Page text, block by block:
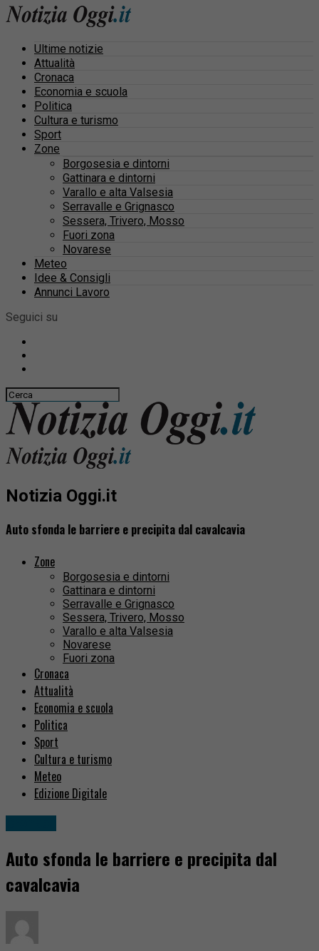
Ultime notizie
Attualità
Cronaca
Economia e scuola
Politica
Cultura e turismo
Sport
Zone
Borgosesia e dintorni
Gattinara e dintorni
Varallo e alta Valsesia
Serravalle e Grignasco
Sessera, Trivero, Mosso
Fuori zona
Novarese
Meteo
Idee & Consigli
Annunci Lavoro
Seguici su
Notizia Oggi.it
Auto sfonda le barriere e precipita dal cavalcavia
Zone
Borgosesia e dintorni
Gattinara e dintorni
Serravalle e Grignasco
Sessera, Trivero, Mosso
Varallo e alta Valsesia
Novarese
Fuori zona
Cronaca
Attualità
Economia e scuola
Politica
Sport
Cultura e turismo
Meteo
Edizione Digitale
Auto sfonda le barriere e precipita dal
cavalcavia